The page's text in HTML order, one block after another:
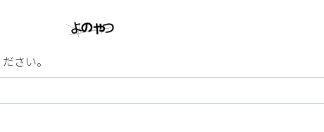
さい。